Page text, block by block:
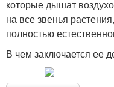
которые дышат
на все звенья
полностью
В чем заключается ее